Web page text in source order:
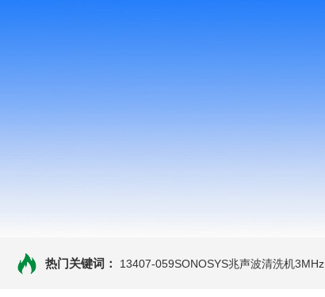
热门关键词： 13407-059SONOSYS兆声波清洗机3MHz